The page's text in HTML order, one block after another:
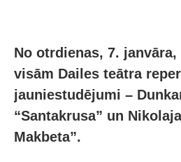
No otrdienas, 7.
visām Dailes teātra
jauniestudējumi –
“Santakrusa” un
Makbeta”.